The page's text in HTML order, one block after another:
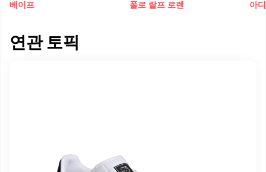
베이프
폴로 랄프 로렌
아
연관 토픽